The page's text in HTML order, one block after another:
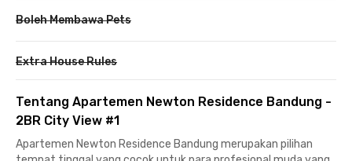
Boleh Membawa Pets
Extra House Rules
Tentang Apartemen Newton Residence Bandung -
2BR City View #1
Apartemen Newton Residence Bandung merupakan pilihan